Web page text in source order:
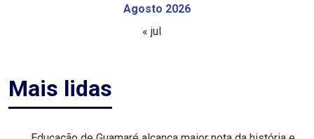
ELEIÇÃO
ESCOLAR
Agosto 2026
« jul
Mais lidas